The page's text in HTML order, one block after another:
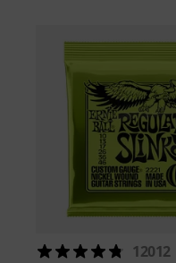
12012